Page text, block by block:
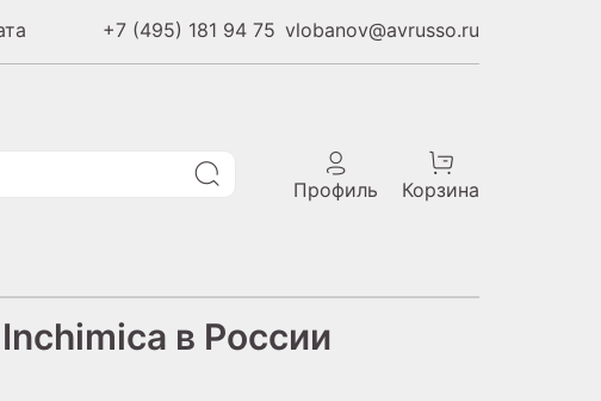
+7 (495) 181 94 75 vlobanov@avrusso.ru
Профиль Корзина
в России